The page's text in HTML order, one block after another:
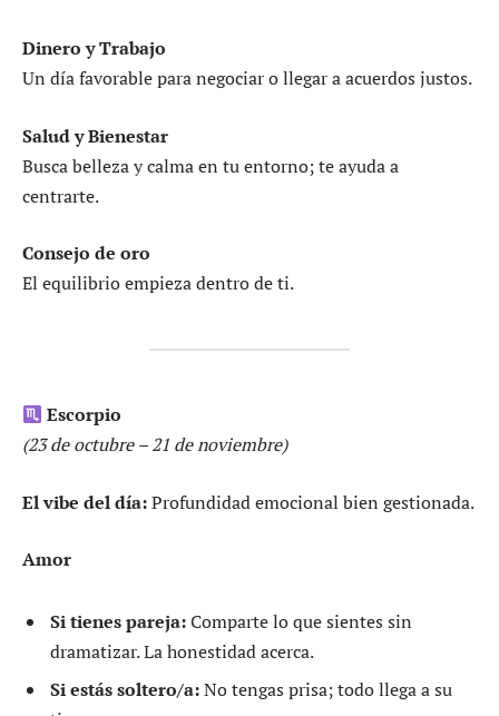
Dinero y Trabajo
Un día favorable para negociar o llegar a acuerdos justos.
Salud y Bienestar
Busca belleza y calma en tu entorno; te ayuda a
centrarte.
Consejo de oro
El equilibrio empieza dentro de ti.
Escorpio
(23 de octubre – 21 de noviembre)
El vibe del día:Profundidad emocional bien gestionada.
Amor
Si tienes pareja:Comparte lo que sientes sin
dramatizar. La honestidad acerca.
Si estás soltero/a:No tengas prisa; todo llega a su